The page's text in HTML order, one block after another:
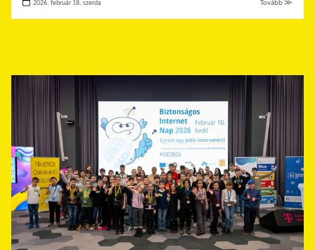
2026. február 18. szerda Tovább ≫